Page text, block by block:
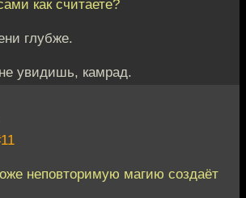
как считаете?
глубже.
увидишь, камрад.
неповторимую магию создаёт